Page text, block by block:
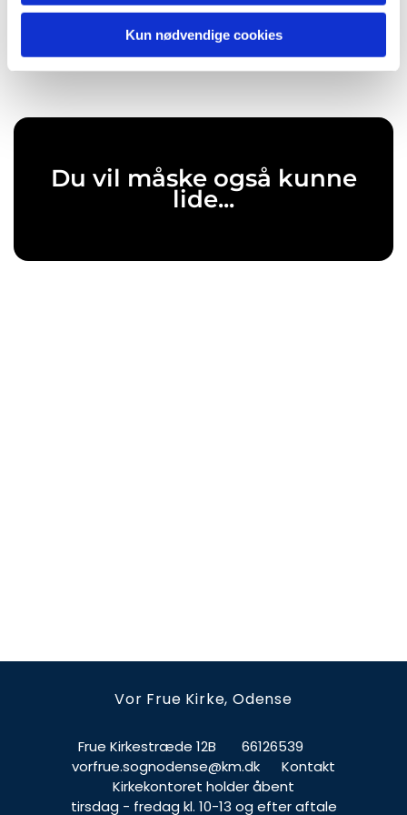
Kun nødvendige cookies
Du vil måske også kunne
lide...
Vor Frue Kirke, Odense
Frue Kirkestræde 12B 66126539
vorfrue.sognodense@km.dk Kontakt
Kirkekontoret holder åbent
tirsdag - fredag kl. 10-13 og efter aftale